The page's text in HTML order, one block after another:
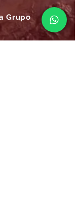
Grupo